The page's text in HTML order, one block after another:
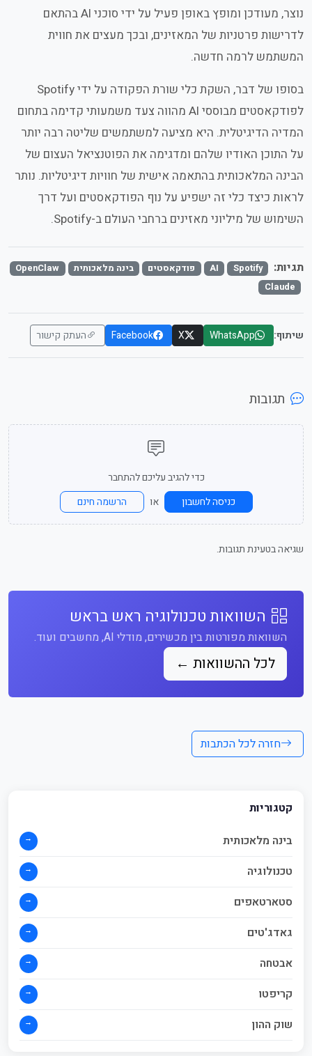
נוצר, מעודכן ומופץ באופן פעיל על ידי סוכני AI בהתאם
לדרישות פרטניות של המאזינים, ובכך מעצים את חווית
המשתמש לרמה חדשה.
בסופו של דבר, השקת כלי שורת הפקודה על ידי Spotify
לפודקאסטים מבוססי AI מהווה צעד משמעותי קדימה בתחום
המדיה הדיגיטלית. היא מציעה למשתמשים שליטה רבה יותר
על התוכן האודיו שלהם ומדגימה את הפוטנציאל העצום של
הבינה המלאכותית בהתאמה אישית של חוויות דיגיטליות. נותר
לראות כיצד כלי זה ישפיע על נוף הפודקאסטים ועל דרך
השימוש של מיליוני מאזינים ברחבי העולם ב-Spotify.
תגיות: Spotify
AI פודקאסטים בינה מלאכותית
OpenClaw
Claude
שיתוף: WhatsApp
X
Facebook העתק קישור
תגובות
כדי להגיב עליכם להתחבר
כניסה לחשבון
או הרשמה חינם
שגיאה בטעינת תגובות.
השוואות טכנולוגיה ראש בראש
השוואות מפורטות בין מכשירים, מודלי AI, מחשבים ועוד.
לכל ההשוואות ←
חזרה לכל הכתבות
קטגוריות
בינה מלאכותית
→
טכנולוגיה →
סטארטאפים →
גאדג'טים →
אבטחה →
קריפטו →
שוק ההון →